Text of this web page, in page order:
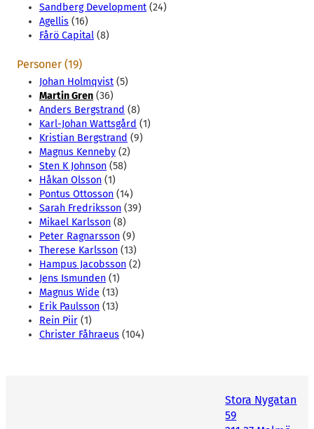
Sandberg Development (24)
Agellis (16)
Fårö Capital (8)
Personer (19)
Johan Holmqvist (5)
Martin Gren (36)
Anders Bergstrand (8)
Karl-Johan Wattsgård (1)
Kristian Bergstrand (9)
Magnus Kenneby (2)
Sten K Johnson (58)
Håkan Olsson (1)
Pontus Ottosson (14)
Sarah Fredriksson (39)
Mikael Karlsson (8)
Peter Ragnarsson (9)
Therese Karlsson (13)
Hampus Jacobsson (2)
Jens Ismunden (1)
Magnus Wide (13)
Erik Paulsson (13)
Rein Piir (1)
Christer Fåhraeus (104)
Stora Nygatan
59